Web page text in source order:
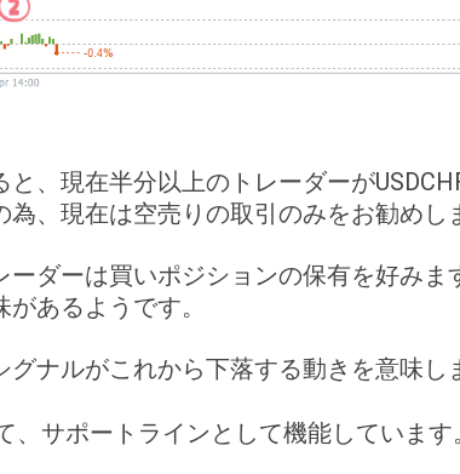
、現在半分以上のトレーダーが
、現在は空売りの取引のみをお勧めし
ダーは買いポジションの保有を好みま
あるようです。
ナルがこれから下落する動きを意味し
サポートラインとして機能しています